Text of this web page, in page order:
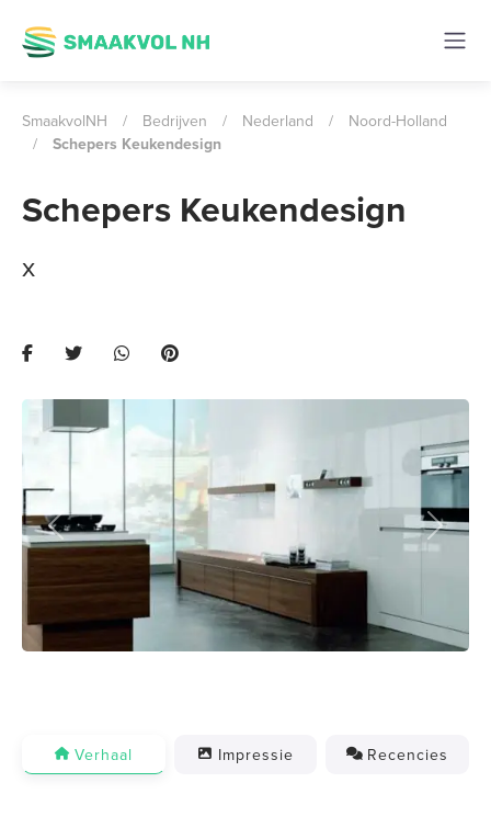
SmaakvolNH / Bedrijven / Nederland /
Noord-Holland
/
Schepers Keukendesign
Schepers Keukendesign
x
Previous Next
Verhaal Impressie Recencies